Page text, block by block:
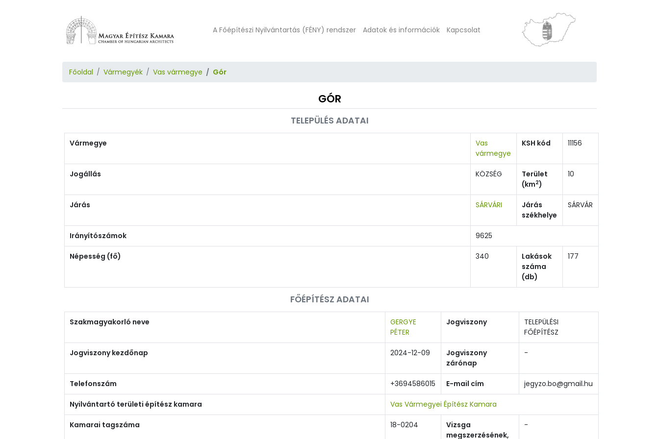
A Főépítészi Nyilvántartás (FÉNY) rendszer Adatok és információk Kapcsolat
Főoldal Vármegyék Vas vármegye Gór
GÓR
TELEPÜLÉS ADATAI
Vármegye
Vas
vármegye
KSH kód 11156
Jogállás KÖZSÉG
Terület
(km2)
10
Járás SÁRVÁRI
Járás
székhelye
SÁRVÁR
Irányítószámok 9625
Népesség (fő) 340
Lakások
száma
(db)
177
FŐÉPÍTÉSZ ADATAI
Szakmagyakorló neve
GERGYE
PÉTER
Jogviszony
TELEPÜLÉSI
FŐÉPÍTÉSZ
Jogviszony kezdőnap 2024-12-09
Jogviszony
zárónap
-
Telefonszám +3694586015 E-mail cím jegyzo.bo@gmail.hu
Nyilvántartó területi építész kamara Vas Vármegyei Építész Kamara
Kamarai tagszáma 18-0204
Vizsga
megszerzésének,
-